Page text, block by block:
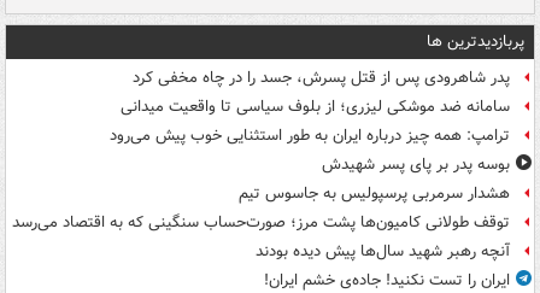
پربازدیدترین ها
پدر شاهرودی پس از قتل پسرش، جسد را در چاه مخفی کرد
سامانه ضد موشکی لیزری؛ از بلوف سیاسی تا واقعیت میدانی
ترامپ: همه چیز درباره ایران به طور استثنایی خوب پیش می‌رود
بوسه‌ پدر بر پای پسر شهیدش
هشدار سرمربی پرسپولیس به جاسوس تیم
توقف طولانی کامیون‌ها پشت مرز؛ صورت‌حساب سنگینی که به اقتصاد می‌رسد
آنچه رهبر شهید سال‌ها پیش دیده بودند
ایران را تست نکنید! جاده‌ی خشم ایران!